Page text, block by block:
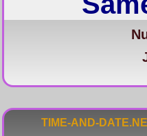
TIME-AND-